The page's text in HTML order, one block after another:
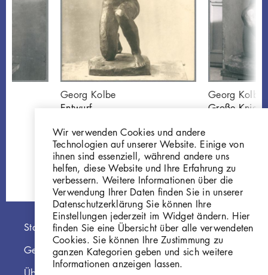
Georg Kolbe
Entwurf
Bronze
GKFo-0460_001
Georg Kolbe
Große
Hauptnavigation
Startseite
Georg Kolbe Museum
Wir verwenden Cookies und andere
Technologien auf unserer Website. Einige von
ihnen sind essenziell, während andere uns
helfen, diese Website und Ihre Erfahrung zu
verbessern. Weitere Informationen über die
Verwendung Ihrer Daten finden Sie in unserer
Datenschutzerklärung Sie können Ihre
Einstellungen jederzeit im Widget ändern. Hier
finden Sie eine Übersicht über alle verwendeten
Cookies. Sie können Ihre Zustimmung zu
ganzen Kategorien geben und sich weitere
Informationen anzeigen lassen.